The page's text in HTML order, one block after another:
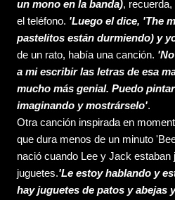
un mono en la banda),
el teléfono. 'Luego el dice, 'The
pastelitos están durmiendo) y
de un rato, había una canción.
a mi escribir las letras de esa
mucho más genial. Puedo
imaginando y mostrárselo'.
Otra canción inspirada en
que dura menos de un minuto
nació cuando Lee y Jack estaban
juguetes.'Le estoy hablando y
hay juguetes de patos y abejas